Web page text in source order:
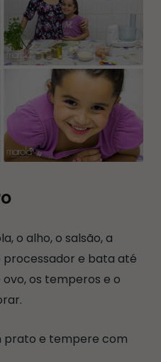
o alho, o salsão, a
processador e bata até
os temperos e o
prato e tempere com